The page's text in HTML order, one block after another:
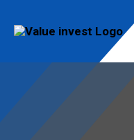
content
Value Invest
Μια διαφορετική